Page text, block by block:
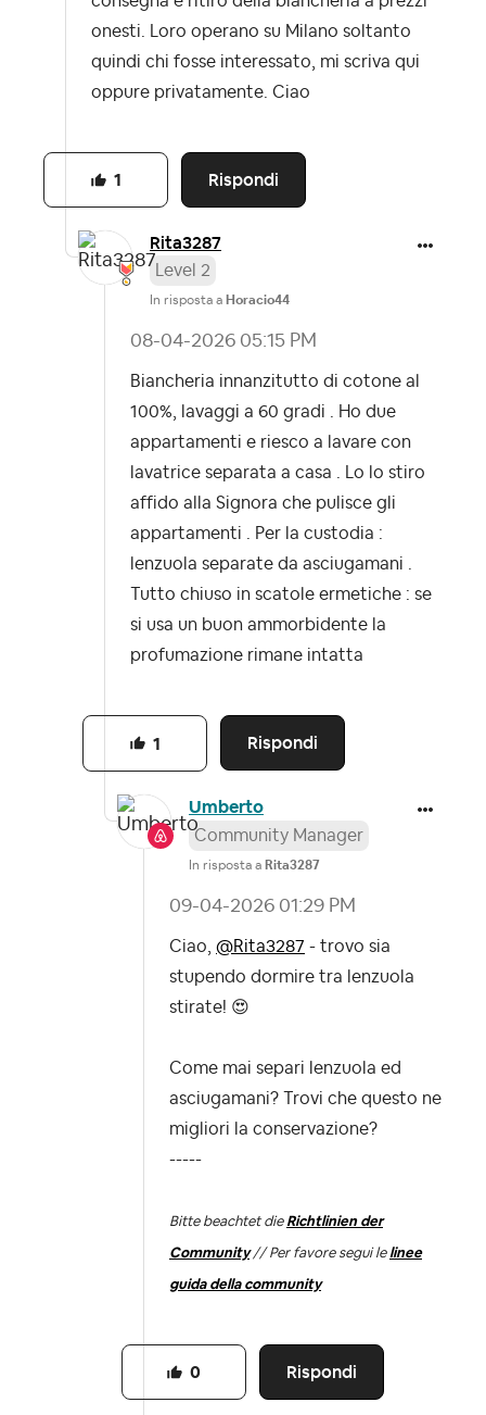
onesti. Loro operano su Milano soltanto
quindi chi fosse interessato, mi scriva qui
oppure privatamente. Ciao
Rispondi
1
Rita3287
Level 2
In risposta a Horacio44
‎08-04-2026 05:15 PM
Biancheria innanzitutto di cotone al
100%, lavaggi a 60 gradi . Ho due
appartamenti e riesco a lavare con
lavatrice separata a casa . Lo lo stiro
affido alla Signora che pulisce gli
appartamenti . Per la custodia :
lenzuola separate da asciugamani .
Tutto chiuso in scatole ermetiche : se
si usa un buon ammorbidente la
profumazione rimane intatta
Rispondi
1
Umberto
Community Manager
In risposta a Rita3287
‎09-04-2026 01:29 PM
Ciao, @Rita3287 - trovo sia
stupendo dormire tra lenzuola
stirate! 😍
Come mai separi lenzuola ed
asciugamani? Trovi che questo ne
migliori la conservazione?
-----
Bitte beachtet die Richtlinien der
Community// Per favore segui le linee
guida della community
Rispondi
0